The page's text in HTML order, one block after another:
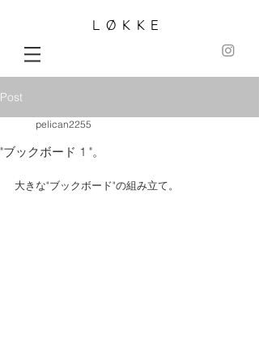
LØKKE
Post
"ブックボード 1 "。
pelican2255
大きな"ブックボード"の組み立て。